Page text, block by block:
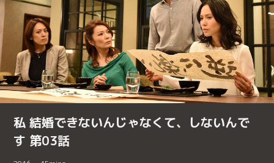
私 結婚できないんじゃなくて、しないんで
す 第03話